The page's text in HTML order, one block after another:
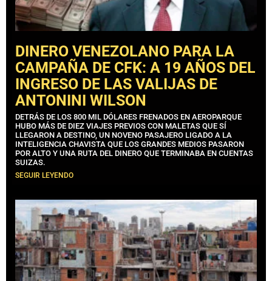
DINERO VENEZOLANO PARA LA
CAMPAÑA DE CFK: A 19 AÑOS DEL
INGRESO DE LAS VALIJAS DE
ANTONINI WILSON
DETRÁS DE LOS 800 MIL DÓLARES FRENADOS EN AEROPARQUE
HUBO MÁS DE DIEZ VIAJES PREVIOS CON MALETAS QUE SÍ
LLEGARON A DESTINO, UN NOVENO PASAJERO LIGADO A LA
INTELIGENCIA CHAVISTA QUE LOS GRANDES MEDIOS PASARON
POR ALTO Y UNA RUTA DEL DINERO QUE TERMINABA EN CUENTAS
SUIZAS.
SEGUIR LEYENDO